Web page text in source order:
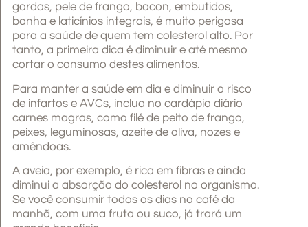
gordas, pele de frango, bacon, embutidos,
banha e laticínios integrais, é muito perigosa
para a saúde de quem tem colesterol alto. Por
tanto, a primeira dica é diminuir e até mesmo
cortar o consumo destes alimentos.
Para manter a saúde em dia e diminuir o risco
de infartos e AVCs, inclua no cardápio diário
carnes magras, como filé de peito de frango,
peixes, leguminosas, azeite de oliva, nozes e
amêndoas.
A aveia, por exemplo, é rica em fibras e ainda
diminui a absorção do colesterol no organismo.
Se você consumir todos os dias no café da
manhã, com uma fruta ou suco, já trará um